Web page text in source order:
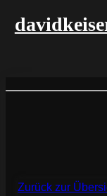
Zurück zur